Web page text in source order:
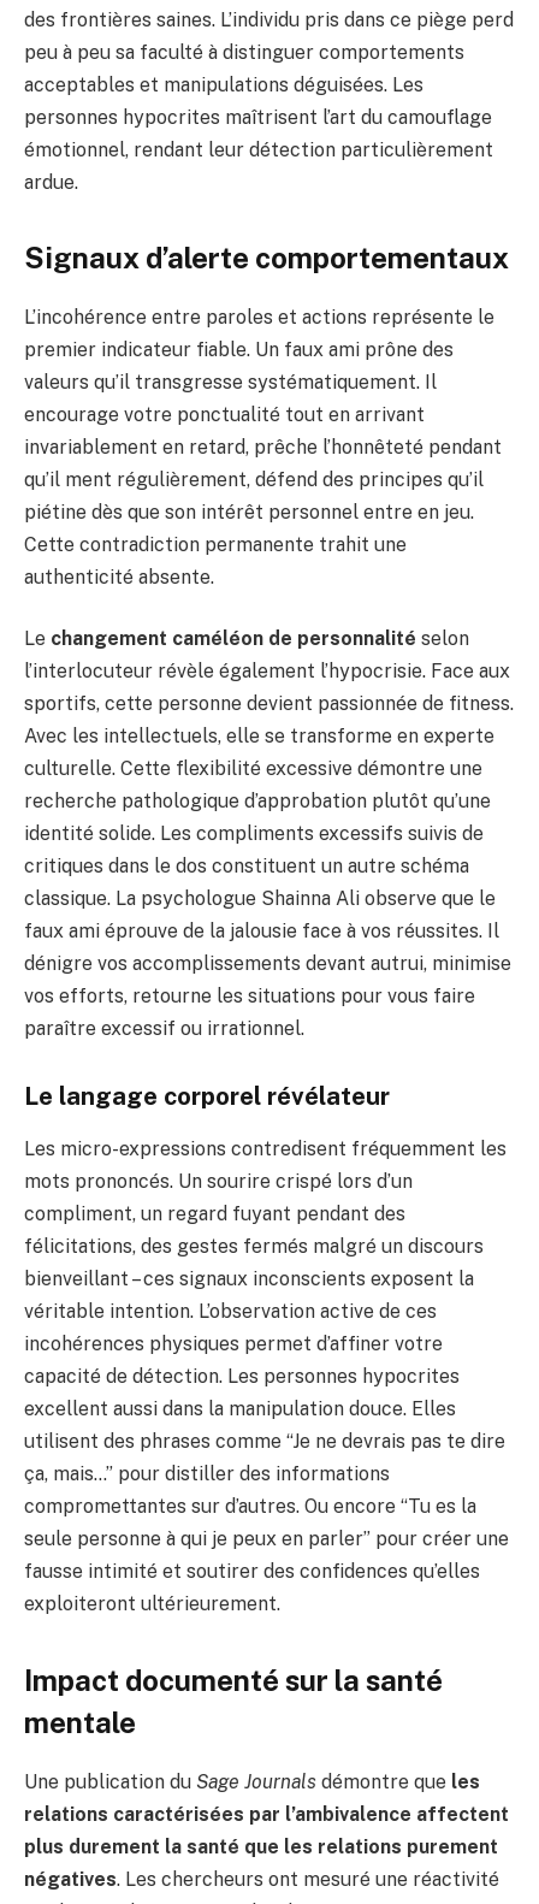
des frontières saines. L’individu pris dans ce piège perd
peu à peu sa faculté à distinguer comportements
acceptables et manipulations déguisées. Les
personnes hypocrites maîtrisent l’art du camouflage
émotionnel, rendant leur détection particulièrement
ardue.
Signaux d’alerte comportementaux
L’incohérence entre paroles et actions représente le
premier indicateur fiable. Un faux ami prône des
valeurs qu’il transgresse systématiquement. Il
encourage votre ponctualité tout en arrivant
invariablement en retard, prêche l’honnêteté pendant
qu’il ment régulièrement, défend des principes qu’il
piétine dès que son intérêt personnel entre en jeu.
Cette contradiction permanente trahit une
authenticité absente.
Le changement caméléon de personnalité selon
l’interlocuteur révèle également l’hypocrisie. Face aux
sportifs, cette personne devient passionnée de fitness.
Avec les intellectuels, elle se transforme en experte
culturelle. Cette flexibilité excessive démontre une
recherche pathologique d’approbation plutôt qu’une
identité solide. Les compliments excessifs suivis de
critiques dans le dos constituent un autre schéma
classique. La psychologue Shainna Ali observe que le
faux ami éprouve de la jalousie face à vos réussites. Il
dénigre vos accomplissements devant autrui, minimise
vos efforts, retourne les situations pour vous faire
paraître excessif ou irrationnel.
Le langage corporel révélateur
Les micro-expressions contredisent fréquemment les
mots prononcés. Un sourire crispé lors d’un
compliment, un regard fuyant pendant des
félicitations, des gestes fermés malgré un discours
bienveillant – ces signaux inconscients exposent la
véritable intention. L’observation active de ces
incohérences physiques permet d’affiner votre
capacité de détection. Les personnes hypocrites
excellent aussi dans la manipulation douce. Elles
utilisent des phrases comme “Je ne devrais pas te dire
ça, mais…” pour distiller des informations
compromettantes sur d’autres. Ou encore “Tu es la
seule personne à qui je peux en parler” pour créer une
fausse intimité et soutirer des confidences qu’elles
exploiteront ultérieurement.
Impact documenté sur la santé
mentale
Une publication du Sage Journals démontre que les
relations caractérisées par l’ambivalence affectent
plus durement la santé que les relations purement
négatives. Les chercheurs ont mesuré une réactivité